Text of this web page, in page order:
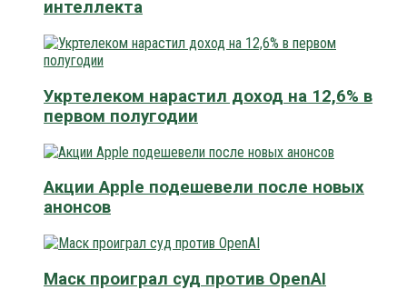
интеллекта
Укртелеком нарастил доход на 12,6% в
первом полугодии
Акции Apple подешевели после новых
анонсов
Маск проиграл суд против OpenAI